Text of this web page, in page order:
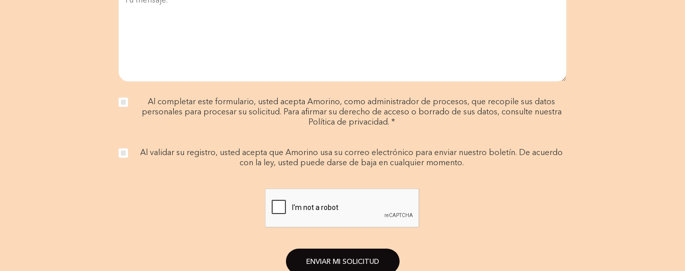
Al completar este formulario, usted acepta Amorino, como administrador de procesos, que recopile sus datos
personales para procesar su solicitud. Para afirmar su derecho de acceso o borrado de sus datos, consulte nuestra
Política de privacidad. *
Al validar su registro, usted acepta que Amorino usa su correo electrónico para enviar nuestro boletín. De acuerdo
con la ley, usted puede darse de baja en cualquier momento.
ENVIAR MI SOLICITUD